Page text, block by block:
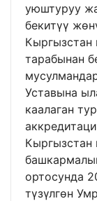
уюштуруу
бекитүү
Кыргызстан
тарабынан
Уставына
каалаган
ортосунда
түзүлгөн